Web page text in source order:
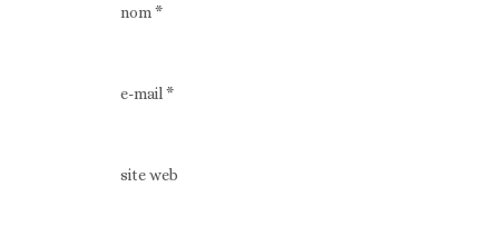
nom*
e-mail*
site web